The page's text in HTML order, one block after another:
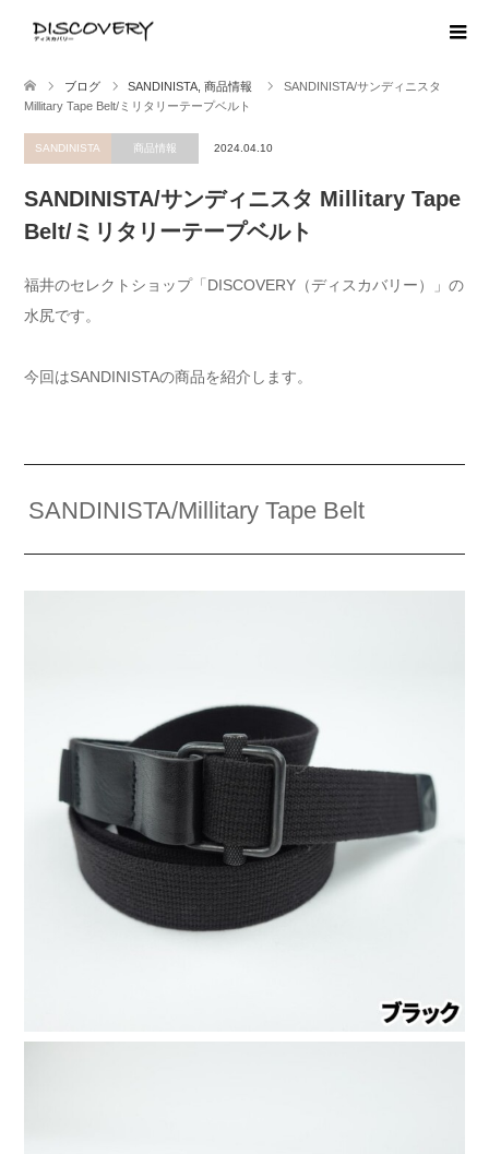
ブログ SANDINISTA 商品情報
SANDINISTA/サンディニスタ
Millitary Tape Belt/ミリタリーテープベルト
SANDINISTA 商品情報 2024.04.10
SANDINISTA/サンディニスタ Millitary Tape
Belt/ミリタリーテープベルト
福井のセレクトショップ「DISCOVERY（ディスカバリー）」の
水尻です。
今回はSANDINISTAの商品を紹介します。
SANDINISTA/Millitary Tape Belt